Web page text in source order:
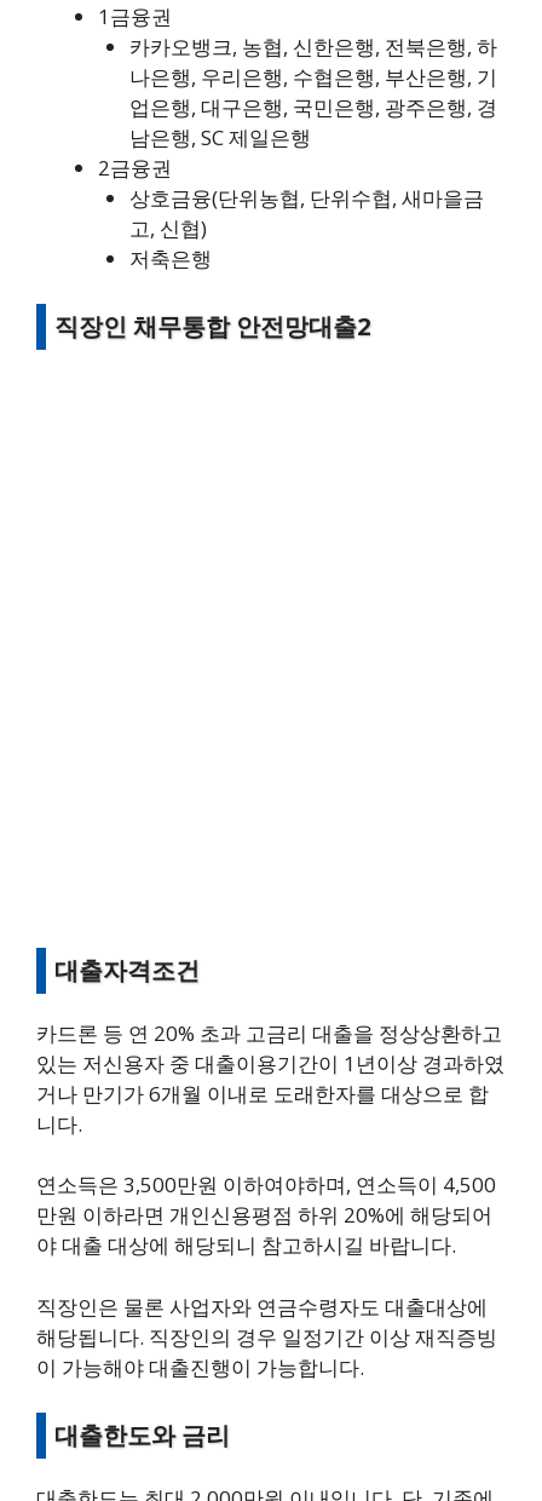
1금융권
카카오뱅크, 농협, 신한은행, 전북은행, 하
나은행, 우리은행, 수협은행, 부산은행, 기
업은행, 대구은행, 국민은행, 광주은행, 경
남은행, SC 제일은행
2금융권
상호금융(단위농협, 단위수협, 새마을금
고, 신협)
저축은행
직장인 채무통합 안전망대출2
대출자격조건
카드론 등 연 20% 초과 고금리 대출을 정상상환하고
있는 저신용자 중 대출이용기간이 1년이상 경과하였
거나 만기가 6개월 이내로 도래한자를 대상으로 합
니다.
연소득은 3,500만원 이하여야하며, 연소득이 4,500
만원 이하라면 개인신용평점 하위 20%에 해당되어
야 대출 대상에 해당되니 참고하시길 바랍니다.
직장인은 물론 사업자와 연금수령자도 대출대상에
해당됩니다. 직장인의 경우 일정기간 이상 재직증빙
이 가능해야 대출진행이 가능합니다.
대출한도와 금리